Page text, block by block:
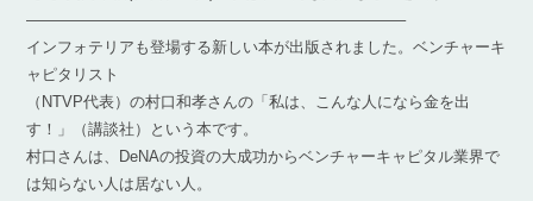
————————————————————————–
インフォテリアも登場する新しい本が出版されました。ベンチャーキ
ャピタリスト
（NTVP代表）の村口和孝さんの「私は、こんな人になら金を出
す！」（講談社）という本です。
村口さんは、DeNAの投資の大成功からベンチャーキャピタル業界で
は知らない人は居ない人。